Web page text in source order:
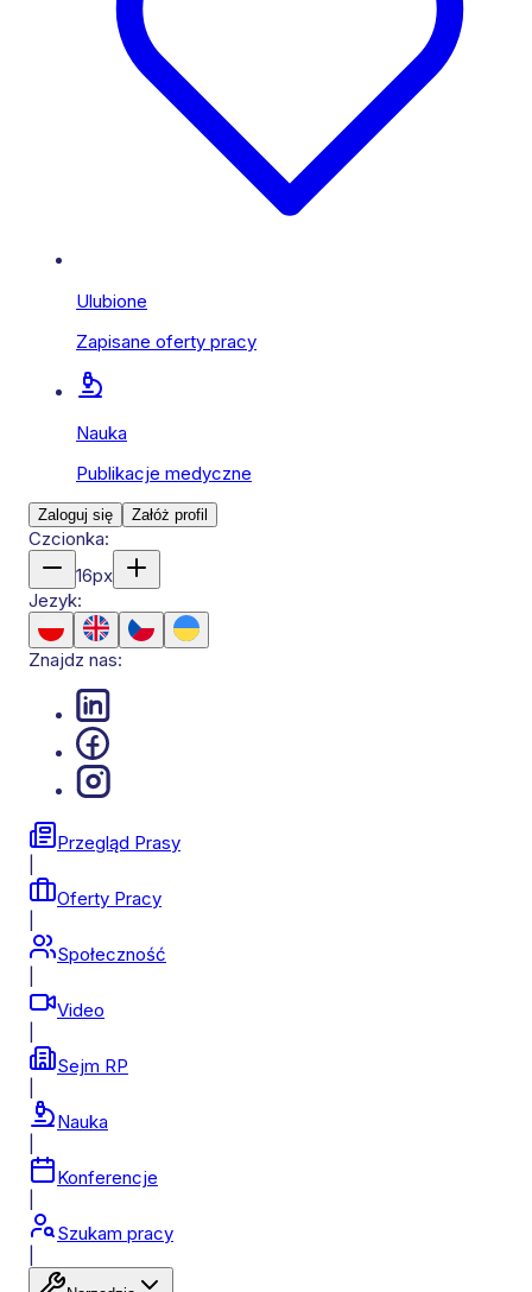
Ulubione
Zapisane oferty pracy
Nauka
Publikacje medyczne
Zaloguj się Załóż profil
Czcionka:
16px
Jezyk:
Znajdz nas:
Przegląd Prasy
Oferty Pracy
Społeczność
Video
Sejm RP
Nauka
Konferencje
Szukam pracy